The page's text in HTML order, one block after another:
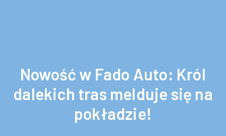
Nowość w Fado Auto: Król
dalekich tras melduje się na
pokładzie!